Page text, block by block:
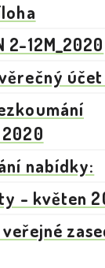
2-12M_2020
nabídky:
- květen